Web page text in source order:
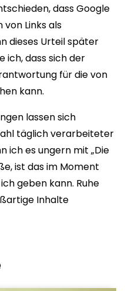
dass Google
Links als
dieses Urteil später
ich, dass sich der
für die von
kann.
lassen sich
täglich verarbeiteter
ich es ungern mit „Die
ist das im Moment
geben kann. Ruhe
Inhalte